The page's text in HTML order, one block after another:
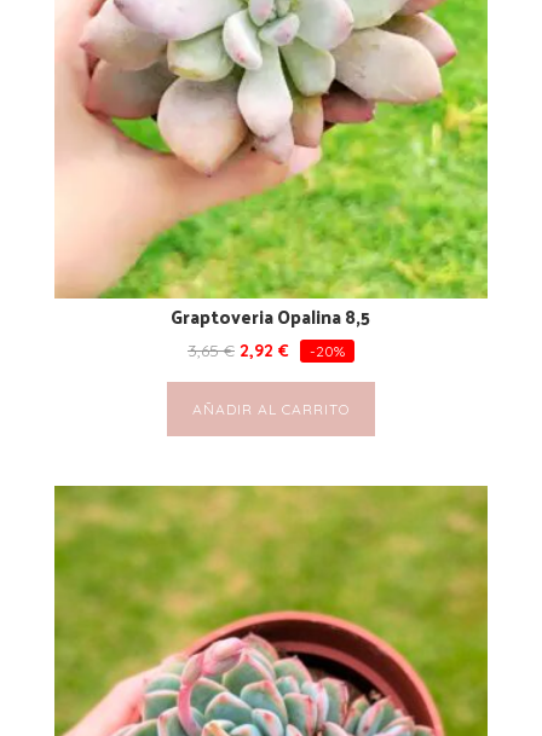
Graptoveria Opalina 8,5
3,65€ 2,92 € -20%
AÑADIR AL CARRITO